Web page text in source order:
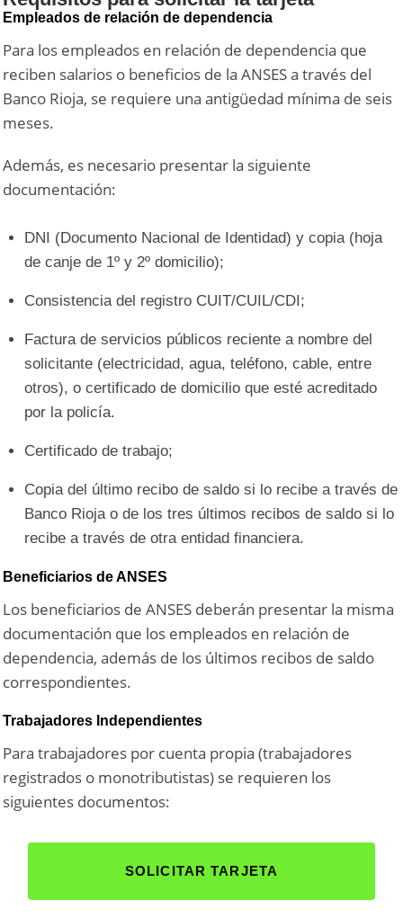
Empleados de relación de dependencia
Para los empleados en relación de dependencia que
reciben salarios o beneficios de la ANSES a través del
Banco Rioja, se requiere una antigüedad mínima de seis
meses.
Además, es necesario presentar la siguiente
documentación:
DNI (Documento Nacional de Identidad) y copia (hoja
de canje de 1º y 2º domicilio);
Consistencia del registro CUIT/CUIL/CDI;
Factura de servicios públicos reciente a nombre del
solicitante (electricidad, agua, teléfono, cable, entre
otros), o certificado de domicilio que esté acreditado
por la policía.
Certificado de trabajo;
Copia del último recibo de saldo si lo recibe a través de
Banco Rioja o de los tres últimos recibos de saldo si lo
recibe a través de otra entidad financiera.
Beneficiarios de ANSES
Los beneficiarios de ANSES deberán presentar la misma
documentación que los empleados en relación de
dependencia, además de los últimos recibos de saldo
correspondientes.
Trabajadores Independientes
Para trabajadores por cuenta propia (trabajadores
registrados o monotributistas) se requieren los
siguientes documentos:
SOLICITAR TARJETA